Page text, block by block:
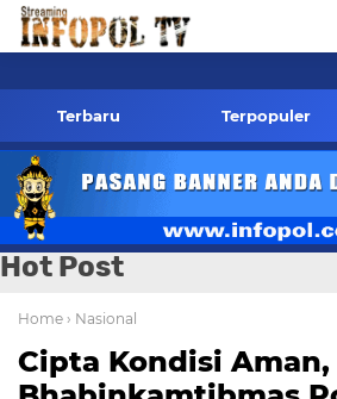
Kontak Redaksi- 085784424805
Terbaru Terpopuler
Hot Post
Home › Nasional
Cipta Kondisi Aman,